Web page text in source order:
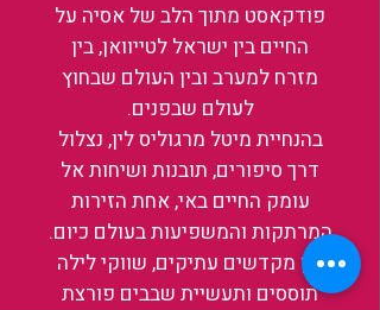
פודקאסט מתוך הלב של אסיה על
החיים בין ישראל לטייוואן, בין
מזרח למערב ובין העולם שבחוץ
לעולם שבפנים.
בהנחיית מיטל מרגוליס לין, נצלול
דרך סיפורים, תובנות ושיחות אל
עומק החיים באי, אחת הזירות
המרתקות והמשפיעות בעולם כיום.
בין מקדשים עתיקים, שווקי לילה
תוססים ותעשיית שבבים פורצת